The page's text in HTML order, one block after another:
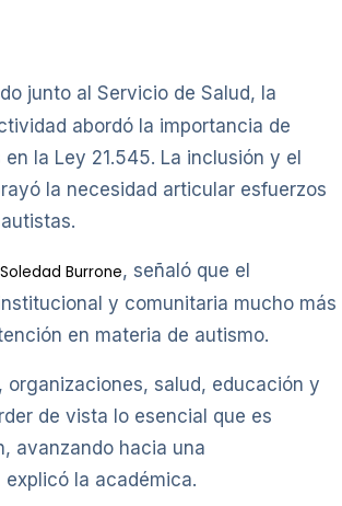
junto al Servicio de Salud, la
abordó la importancia de
la Ley 21.545. La inclusión y el
la necesidad articular esfuerzos
Burrone, señaló que el
y comunitaria mucho más
en materia de autismo.
salud, educación y
de vista lo esencial que es
avanzando hacia una
la académica.